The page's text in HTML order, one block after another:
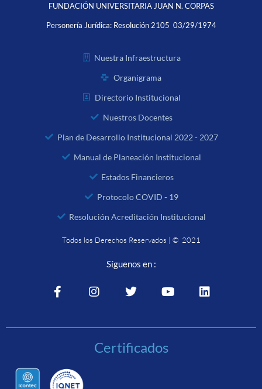
FUNDACIÓN UNIVERSITARIA JUAN N. CORPAS
Personería Jurídica: Resolución 2105 03/29/1974
Nuestra Infraestructura
Organigrama
Directorio Institucional
Nuestros Docentes
Plan de Desarrollo Institucional 2022 - 2027
Manual de Planeación Institucional
Estados Financieros
Protocolo COVID - 19
Resolución Acreditación Institucional
Todos los Derechos Reservados | © 2021
Síguenos en :
Certificados